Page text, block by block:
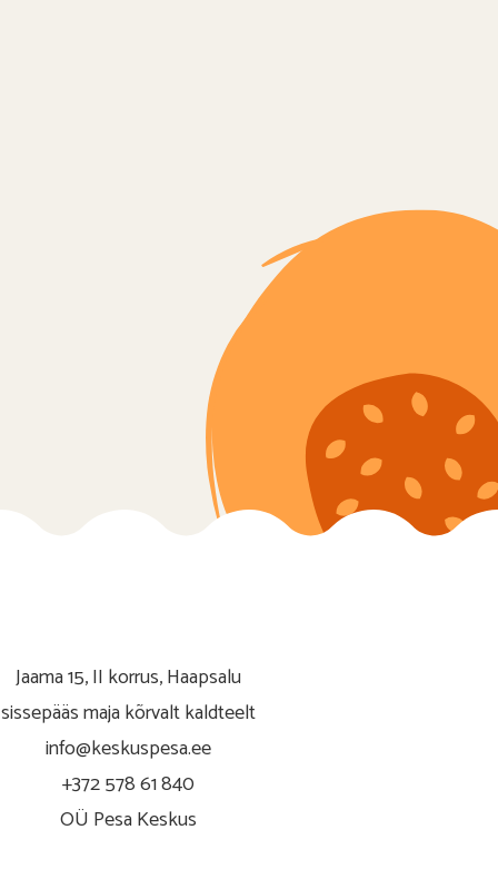
Jaama 15, II korrus, Haapsalu
sissepääs maja kõrvalt kaldteelt
info@keskuspesa.ee
+372 578 61 840
OÜ Pesa Keskus